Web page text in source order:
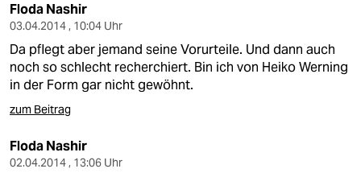
Floda Nashir
03.04.2014 , 10:04 Uhr
Da pflegt aber jemand seine Vorurteile. Und dann auch
noch so schlecht recherchiert. Bin ich von Heiko Werning
in der Form gar nicht gewöhnt.
zum Beitrag
Floda Nashir
02.04.2014 , 13:06 Uhr